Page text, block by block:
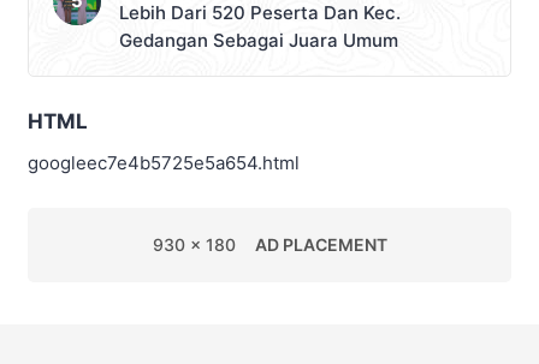
Lebih Dari 520 Peserta Dan Kec.
Gedangan Sebagai Juara Umum
HTML
googleec7e4b5725e5a654.html
930 x 180 AD PLACEMENT